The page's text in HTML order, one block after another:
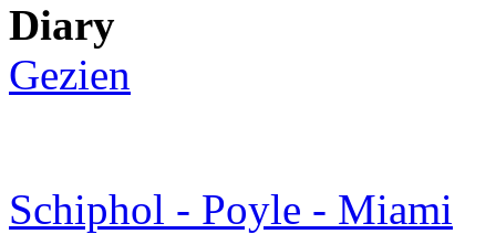
Diary
Gezien
Schiphol - Poyle - Miami